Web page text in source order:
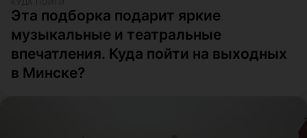
Эта подборка подарит яркие
музыкальные и театральные
впечатления. Куда пойти на выходных
в Минске?